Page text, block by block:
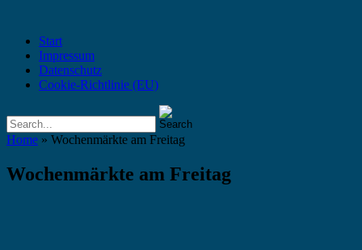
Start
Impressum
Datenschutz
Cookie-Richtlinie (EU)
Home » Wochenmärkte am Freitag
Wochenmärkte am Freitag